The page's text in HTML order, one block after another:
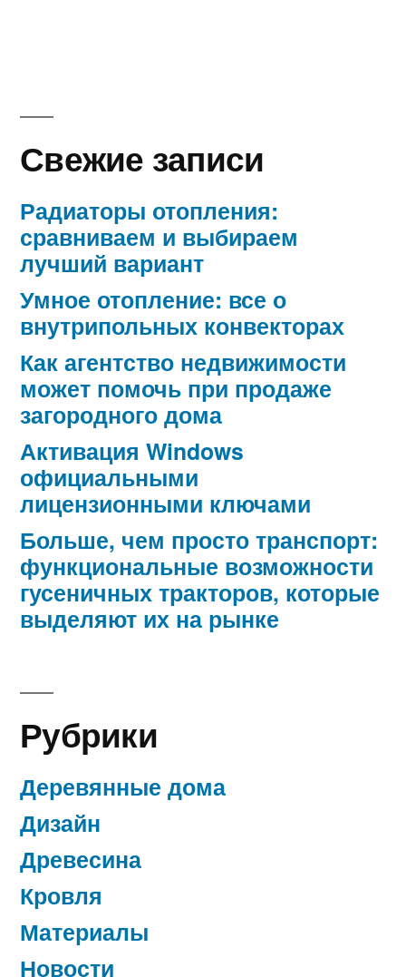
Свежие записи
Радиаторы отопления:
сравниваем и выбираем
лучший вариант
Умное отопление: все о
внутрипольных конвекторах
Как агентство недвижимости
может помочь при продаже
загородного дома
Активация Windows
официальными
лицензионными ключами
Больше, чем просто транспорт:
функциональные возможности
гусеничных тракторов, которые
выделяют их на рынке
Рубрики
Деревянные дома
Дизайн
Древесина
Кровля
Материалы
Новости